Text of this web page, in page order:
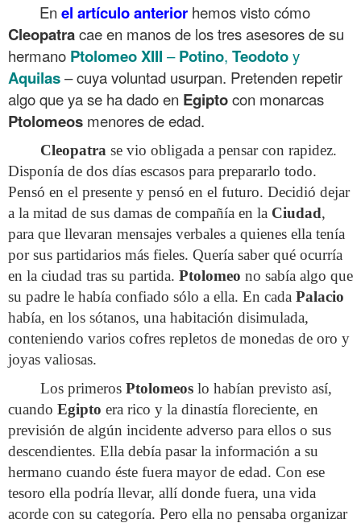
En el artículo anterior hemos visto cómo
Cleopatracae en manos de los tres asesores de su
hermano Ptolomeo XIII –Potino, Teodotoy
Aquilas– cuya voluntad usurpan. Pretenden repetir
algo que ya se ha dado en Egiptocon monarcas
Ptolomeos menores de edad.
Cleopatra se vio obligada a pensar con rapidez.
Disponía de dos días escasos para prepararlo todo.
Pensó en el presente y pensó en el futuro. Decidió dejar
a la mitad de sus damas de compañía en la Ciudad,
para que llevaran mensajes verbales a quienes ella tenía
por sus partidarios más fieles. Quería saber qué ocurría
en la ciudad tras su partida. Ptolomeo no sabía algo que
su padre le había confiado sólo a ella. En cada Palacio
había, en los sótanos, una habitación disimulada,
conteniendo varios cofres repletos de monedas de oro y
joyas valiosas.
Los primeros Ptolomeos lo habían previsto así,
cuando Egipto era rico y la dinastía floreciente, en
previsión de algún incidente adverso para ellos o sus
descendientes. Ella debía pasar la información a su
hermano cuando éste fuera mayor de edad. Con ese
tesoro ella podría llevar, allí donde fuera, una vida
acorde con su categoría. Pero ella no pensaba organizar